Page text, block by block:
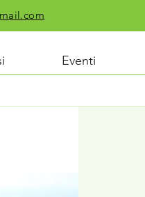
Eventi